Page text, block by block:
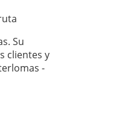
Su
clientes y
-